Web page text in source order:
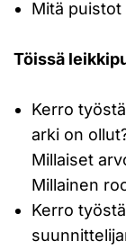
Mitä puistot
Töissä
Kerro
arki on
Millaiset
Millainen
Kerro